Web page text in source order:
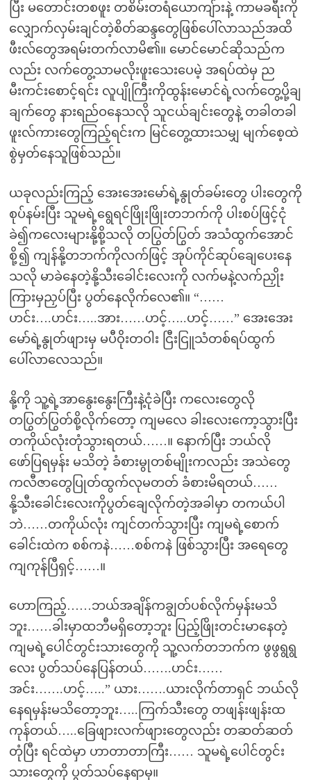
ပြီး မတောင်းတစဖူး တစိမ်းတရံယောကျ်ားနဲ့ ကာမခရီးကို
လျှောက်လှမ်းချင်တဲ့စိတ်ဆန္ဒတွေဖြစ်ပေါ်လာသည်အထိ
ဖီးလ်တွေအရမ်းတက်လာမိ၏။ မောင်မောင်ဆိုသည်က
လည်း လက်တွေ့သာမလိုးဖူးသေးပေမဲ့ အရပ်ထဲမှ ည
မီးကင်းစောင့်ရင်း လူပျိုကြီးကိုထွန်းမောင်ရဲ့လက်တွေ့ပို့ချ
ချက်တွေ နားရည်ဝနေသလို သူငယ်ချင်းတွေနဲ့ တခါတခါ
ဖူးလ်ကားတွေကြည့်ရင်းက မြင်တွေ့ထားသမျှ မျက်စေ့ထဲ
စွဲမှတ်နေသူဖြစ်သည်။
ယခုလည်းကြည့် အေးအေးမော်ရဲ့နွုတ်ခမ်းတွေ ပါးတွေကို
စုပ်နမ်းပြီး သူမရဲ့ရွေရင်ဖြိုးဖြိုးတဘက်ကို ပါးစပ်ဖြင့်ငုံ
ခဲ၍ကလေးများနို့စို့သလို တပြွတ်ပြွတ် အသံထွက်အောင်
စို့၍ ကျန်နို့တဘက်ကိုလက်ဖြင့် အုပ်ကိုင်ဆုပ်ချေပေးနေ
သလို မာခဲနေတဲ့နို့သီးခေါင်းလေးကို လက်မနဲ့လက်ညှိုး
ကြားမှညှပ်ပြီး ပွတ်နေလိုက်လေ၏။ “……
ဟင်း….ဟင်း…..အား……ဟင့်…..ဟင့်……” အေးအေး
မော်ရဲ့နွုတ်ဖျားမှ မပီဝိုးတဝါး ငြီးငြူသံတစ်ရပ်ထွက်
ပေါ်လာလေသည်။
နို့ကို သူ့ရဲ့အာနွေးနွေးကြီးနဲ့ငုံခဲပြီး ကလေးတွေလို
တပြွတ်ပြွတ်စို့လိုက်တော့ ကျမလေ ခါးလေးကော့သွားပြီး
တကိုယ်လုံးတုံသွားရတယ်……။ နောက်ပြီး ဘယ်လို
ဖော်ပြရမှန်း မသိတဲ့ ခံစားမွုတစ်မျိုးကလည်း အသဲတွေ
ကလီဇာတွေပြုတ်ထွက်လုမတတ် ခံစားမိရတယ်……
နို့သီးခေါင်းလေးကိုပွတ်ချေလိုက်တဲ့အခါမှာ တကယ်ပါ
ဘဲ……တကိုယ်လုံး ကျင်တက်သွားပြီး ကျမရဲ့စောက်
ခေါင်းထဲက စစ်ကနဲ……စစ်ကနဲ ဖြစ်သွားပြီး အရေတွေ
ကျကုန်ပြီရှင့်……။
ဟောကြည့်……ဘယ်အချိန်ကချွတ်ပစ်လိုက်မှန်းမသိ
ဘူး……ခါးမှာထဘီမရှိတော့ဘူး ပြည့်ဖြိုးတင်းမာနေတဲ့
ကျမရဲ့ပေါင်တွင်းသားတွေကို သူ့လက်တဘက်က ဖွဖွရွရွ
လေး ပွတ်သပ်နေပြန်တယ်…….ဟင်း……
အင်း…….ဟင့်…..” ယား…….ယားလိုက်တာရှင် ဘယ်လို
နေရမှန်းမသိတော့ဘူး…..ကြက်သီးတွေ တဖျန်းဖျန်းထ
ကုန်တယ်…..ခြေဖျားလက်ဖျားတွေလည်း တဆတ်ဆတ်
တုံပြီး ရင်ထဲမှာ ဟာတာတာကြီး…… သူမရဲ့ပေါင်တွင်း
သားတွေကို ပွတ်သပ်နေရာမှ။